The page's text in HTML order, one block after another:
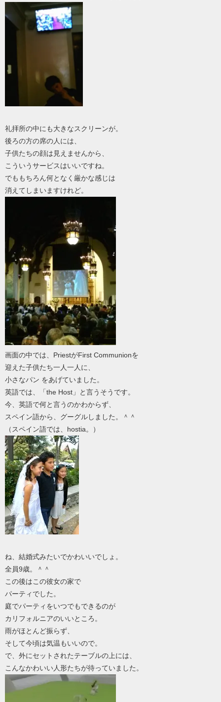
礼拝所の中にも大きなスクリーンが。
後ろの方の席の人には、
子供たちの顔は見えませんから、
こういうサービスはいいですね。
でももちろん何となく厳かな感じは
消えてしまいますけれど。
画面の中では、PriestがFirst Communionを
迎えた子供たち一人一人に、
小さなパン をあげていました。
英語では、「the Host」と言うそうです。
今、英語で何と言うのかわからず、
スペイン語から、グーグルしました。＾＾
（スペイン語では、hostia。）
ね、結婚式みたいでかわいいでしょ。
全員9歳。＾＾
この後はこの彼女の家で
パーティでした。
庭でパーティをいつでもできるのが
カリフォルニアのいいところ。
雨がほとんど振らず、
そして今頃は気温もいいので。
で、外にセットされたテーブルの上には、
こんなかわいい人形たちが待っていました。